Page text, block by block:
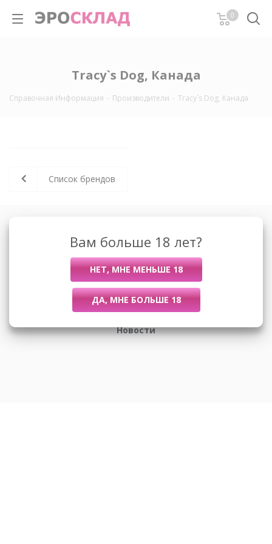
0
Tracy`s Dog, Канада
Справочная Информация - Производители - Tracy`s Dog, Канада
Список брендов
Условия
Размеры
Новости
Вам больше 18 лет?